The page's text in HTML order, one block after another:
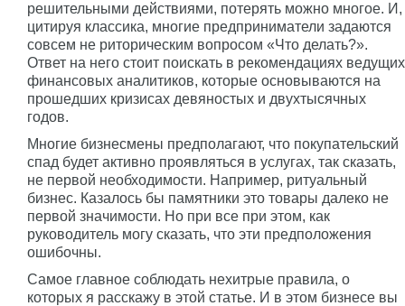
решительными действиями, потерять можно многое. И,
цитируя классика, многие предприниматели задаются
совсем не риторическим вопросом «Что делать?».
Ответ на него стоит поискать в рекомендациях ведущих
финансовых аналитиков, которые основываются на
прошедших кризисах девяностых и двухтысячных
годов.
Многие бизнесмены предполагают, что покупательский
спад будет активно проявляться в услугах, так сказать,
не первой необходимости. Например, ритуальный
бизнес. Казалось бы памятники это товары далеко не
первой значимости. Но при все при этом, как
руководитель могу сказать, что эти предположения
ошибочны.
Самое главное соблюдать нехитрые правила, о
которых я расскажу в этой статье. И в этом бизнесе вы